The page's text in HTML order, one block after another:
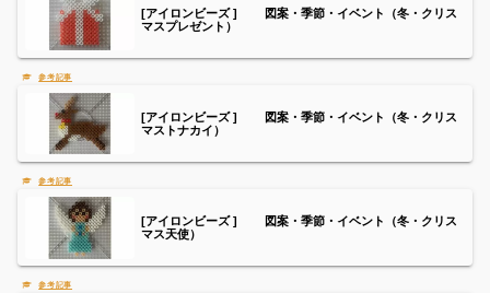
[アイロンビーズ ] 図案・季節・イベント（冬・クリス
マスプレゼント）
[アイロンビーズ ] 図案・季節・イベント（冬・クリス
マストナカイ）
[アイロンビーズ ] 図案・季節・イベント（冬・クリス
マス天使）